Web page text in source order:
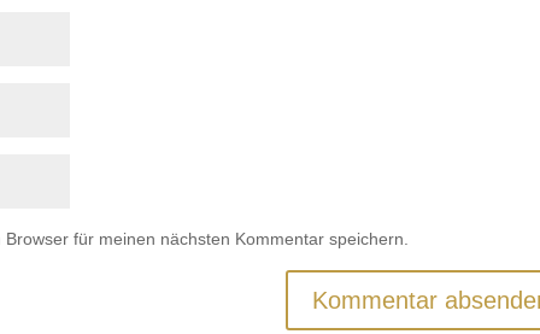
für meinen nächsten Kommentar speichern.